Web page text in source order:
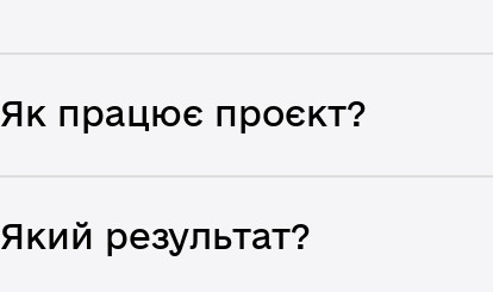
Як працює проєкт?
Який результат?